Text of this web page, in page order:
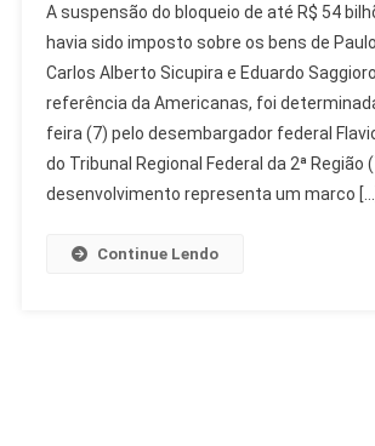
Bloqueio
De
R$
54
Bi
De
Acionistas
A suspensão do bloqueio de até R$ 54
havia sido imposto sobre os bens de
Carlos Alberto Sicupira e Eduardo
referência da Americanas, foi
feira (7) pelo desembargador federal
do Tribunal Regional Federal da 2ª Região
desenvolvimento representa um marco […]
Continue Lendo